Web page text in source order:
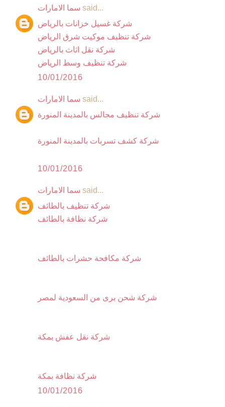
سما الامارات said...
شركة غسيل خزانات بالرياض
شركة تنظيف موكيت شرق الرياض
شركة نقل اثاث بالرياض
شركة تنظيف وسط الرياض
10/01/2016
سما الامارات said...
شركة تنظيف مجالس بالمدينة المنورة
شركة كشف تسربات بالمدينة المنورة
10/01/2016
سما الامارات said...
شركة تنظيف بالطائف
شركة نظافة بالطائف
شركة مكافحة حشرات بالطائف
شركة شحن برى من السعودية لمصر
شركة نقل عفش بمكة
شركة نظافة بمكة
10/01/2016